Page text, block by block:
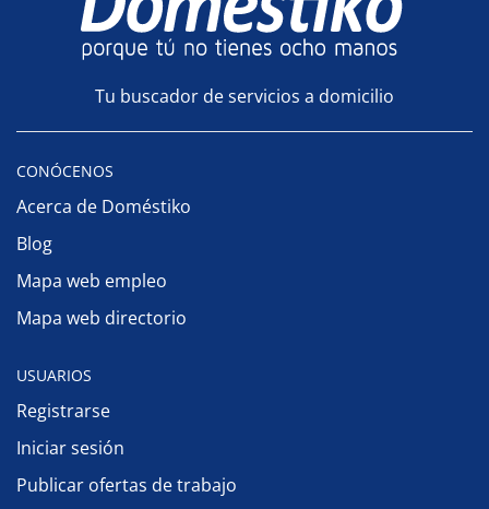
Tu buscador de servicios a domicilio
CONÓCENOS
Acerca de Doméstiko
Blog
Mapa web empleo
Mapa web directorio
USUARIOS
Registrarse
Iniciar sesión
Publicar ofertas de trabajo